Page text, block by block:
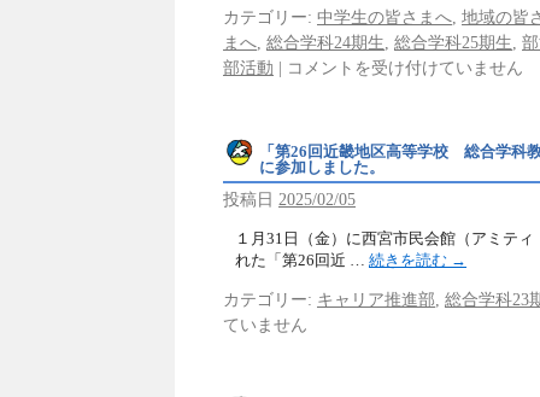
カテゴリー: 中学生の皆さまへ 地域の皆
まへ 総合学科24期生 総合学科25期生
部活動 | コメントを受け付けていません
「第26回近畿地区高等学校 総合学科
に参加しました。
投稿日 2025/02/05
１月31日（金）に西宮市民会館（アミテ
れた「第26回近 … 続きを読む →
カテゴリー: キャリア推進部 総合学科23
ていません